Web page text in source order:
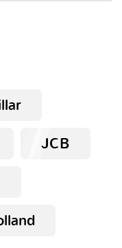
JCB